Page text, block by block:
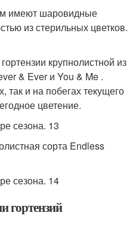
имеют шаровидные
из стерильных цветков.
крупнолистной из
& Ever и You & Me .
так и на побегах текущего
цветение.
сорта Endless
гортензий